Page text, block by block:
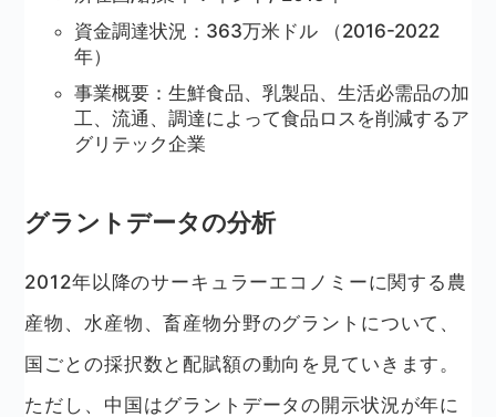
資金調達状況：363万米ドル （2016-2022
年）
事業概要：生鮮食品、乳製品、生活必需品の加
工、流通、調達によって食品ロスを削減するア
グリテック企業
グラントデータの分析
2012年以降のサーキュラーエコノミーに関する農
産物、水産物、畜産物分野のグラントについて、
国ごとの採択数と配賦額の動向を見ていきます。
ただし、中国はグラントデータの開示状況が年に